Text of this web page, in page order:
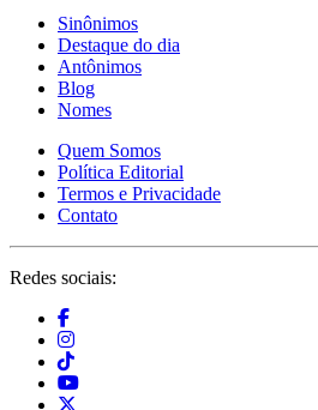
Sinônimos
Destaque do dia
Antônimos
Blog
Nomes
Quem Somos
Política Editorial
Termos e Privacidade
Contato
Redes sociais: